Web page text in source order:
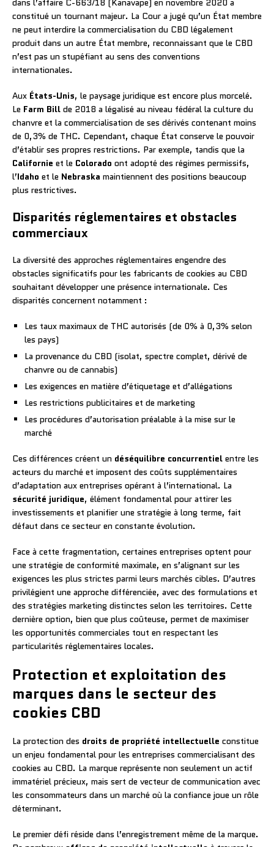
constitué un tournant majeur. La Cour a jugé qu’un État membre
ne peut interdire la commercialisation du CBD légalement
produit dans un autre État membre, reconnaissant que le CBD
n’est pas un stupéfiant au sens des conventions
internationales.
Aux États-Unis, le paysage juridique est encore plus morcelé.
Le Farm Bill de 2018 a légalisé au niveau fédéral la culture du
chanvre et la commercialisation de ses dérivés contenant moins
de 0,3% de THC. Cependant, chaque État conserve le pouvoir
d’établir ses propres restrictions. Par exemple, tandis que la
Californie et le Colorado ont adopté des régimes permissifs,
l’Idaho et le Nebraska maintiennent des positions beaucoup
plus restrictives.
Disparités réglementaires et obstacles
commerciaux
La diversité des approches réglementaires engendre des
obstacles significatifs pour les fabricants de cookies au CBD
souhaitant développer une présence internationale. Ces
disparités concernent notamment :
Les taux maximaux de THC autorisés (de 0% à 0,3% selon
les pays)
La provenance du CBD (isolat, spectre complet, dérivé de
chanvre ou de cannabis)
Les exigences en matière d’étiquetage et d’allégations
Les restrictions publicitaires et de marketing
Les procédures d’autorisation préalable à la mise sur le
marché
Ces différences créent un déséquilibre concurrentiel entre les
acteurs du marché et imposent des coûts supplémentaires
d’adaptation aux entreprises opérant à l’international. La
sécurité juridique, élément fondamental pour attirer les
investissements et planifier une stratégie à long terme, fait
défaut dans ce secteur en constante évolution.
Face à cette fragmentation, certaines entreprises optent pour
une stratégie de conformité maximale, en s’alignant sur les
exigences les plus strictes parmi leurs marchés cibles. D’autres
privilégient une approche différenciée, avec des formulations et
des stratégies marketing distinctes selon les territoires. Cette
dernière option, bien que plus coûteuse, permet de maximiser
les opportunités commerciales tout en respectant les
particularités réglementaires locales.
Protection et exploitation des
marques dans le secteur des
cookies CBD
La protection des droits de propriété intellectuelle constitue
un enjeu fondamental pour les entreprises commercialisant des
cookies au CBD. La marque représente non seulement un actif
immatériel précieux, mais sert de vecteur de communication avec
les consommateurs dans un marché où la confiance joue un rôle
déterminant.
Le premier défi réside dans l’enregistrement même de la marque.